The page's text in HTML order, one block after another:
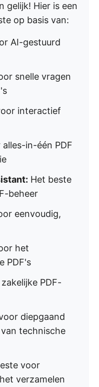
gelijk! Hier is een
op basis van:
AI-gestuurd
snelle vragen
interactief
in-één PDF
Het beste
beheer
eenvoudig,
het
PDF's
PDF-
diepgaand
technische
voor
verzamelen